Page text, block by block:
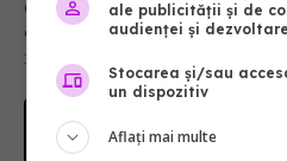
ale publicității și de
audienței și
Stocarea și/sau
un dispozitiv
Aflați mai multe